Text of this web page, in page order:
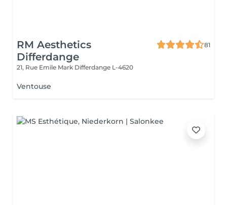
RM Aesthetics
Differdange
81
21, Rue Emile Mark Differdange L-4620
Ventouse